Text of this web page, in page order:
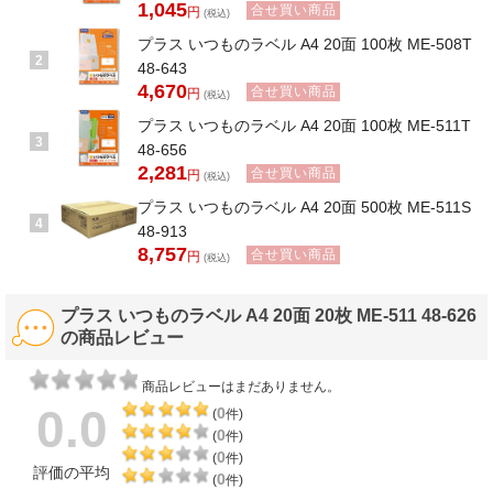
1,045円 (税込) 合せ買い商品
2
プラス いつものラベル A4 20面 100枚 ME-508T
48-643
4,670円 (税込) 合せ買い商品
3
プラス いつものラベル A4 20面 100枚 ME-511T
48-656
2,281円 (税込) 合せ買い商品
4
プラス いつものラベル A4 20面 500枚 ME-511S
48-913
8,757円 (税込) 合せ買い商品
プラス いつものラベル A4 20面 20枚 ME-511 48-626
の商品レビュー
商品レビューはまだありません。
0.0
評価の平均
(0件)
(0件)
(0件)
(0件)